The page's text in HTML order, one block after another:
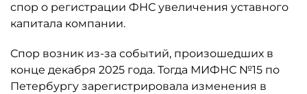
спор о регистрации ФНС увеличения уставного
капитала компании.
Спор возник из-за событий, произошедших в
конце декабря 2025 года. Тогда МИФНС №15 по
Петербургу зарегистрировала изменения в